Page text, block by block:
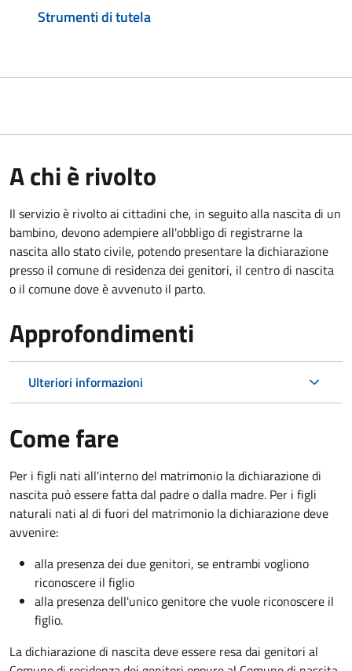
Strumenti di tutela
A chi è rivolto
Il servizio è rivolto ai cittadini che, in seguito alla nascita di un
bambino, devono adempiere all'obbligo di registrarne la
nascita allo stato civile, potendo presentare la dichiarazione
presso il comune di residenza dei genitori, il centro di nascita
o il comune dove è avvenuto il parto.
Approfondimenti
Ulteriori informazioni
Come fare
Per i figli nati all'interno del matrimonio la dichiarazione di
nascita può essere fatta dal padre o dalla madre. Per i figli
naturali nati al di fuori del matrimonio la dichiarazione deve
avvenire:
alla presenza dei due genitori, se entrambi vogliono
riconoscere il figlio
alla presenza dell'unico genitore che vuole riconoscere il
figlio.
La dichiarazione di nascita deve essere resa dai genitori al